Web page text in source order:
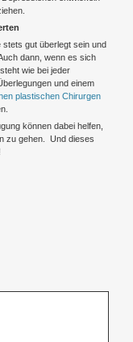
stets gut überlegt sein und
dann, wenn es sich
wie bei jeder
und einem
plastischen Chirurgen
können dabei helfen,
zu gehen. Und dieses